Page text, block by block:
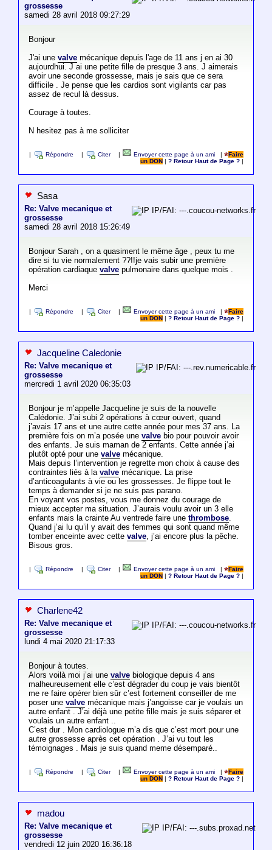
grossesse
samedi 28 avril 2018 09:27:29
Bonjour
J'ai une valvemécanique depuis l'age de 11 ans j en ai 30
aujourdhui. J ai une petite fille de presque 3 ans. J aimerais
avoir une seconde grossesse, mais je sais que ce sera
difficile . Je pense que les cardios sont vigilants car pas
assez de recul là dessus.
Courage à toutes.
N hesitez pas à me solliciter
Répondre Citer Envoyer cette page à un ami |
Faire
un DON
|? Retour Haut de Page ?
Sasa
Re: Valve mecanique et
grossesse
samedi 28 avril 2018 15:26:49
IP/FAI: ---.coucou-networks.fr
Bonjour Sarah , on a quasiment le même âge , peux tu me
dire si tu vie normalement ??!!je vais subir une première
opération cardiaque valvepulmonaire dans quelque mois .
Merci
Répondre Citer Envoyer cette page à un ami |
Faire
un DON
|? Retour Haut de Page ?
Jacqueline Caledonie
Re: Valve mecanique et
grossesse
mercredi 1 avril 2020 06:35:03
IP/FAI: ---.rev.numericable.fr
Bonjour je m’appelle Jacqueline je suis de la nouvelle
Calédonie. J’ai subi 2 opérations à cœur ouvert, quand
j’avais 17 ans et une autre cette année pour mes 37 ans. La
première fois on m’a posée une valvebio pour pouvoir avoir
des enfants. Je suis maman de 2 enfants. Cette année j’ai
plutôt opté pour une valvemécanique.
Mais depuis l’intervention je regrette mon choix à cause des
contraintes liés à la valvemécanique. La prise
d’anticoagulants à vie ou les grossesses. Je flippe tout le
temps à demander si je ne suis pas parano.
En voyant vos postes, vous me donnez du courage de
mieux accepter ma situation. J’aurais voulu avoir un 3 elle
enfants mais la crainte Au ventrede faire une thrombose.
Quand j’ai lu qu’il y avait des femmes qui sont quand même
tomber enceinte avec cette valve, j’ai encore plus la pêche.
Bisous gros.
Répondre Citer Envoyer cette page à un ami |
Faire
un DON
|? Retour Haut de Page ?
Charlene42
Re: Valve mecanique et
grossesse
lundi 4 mai 2020 21:17:33
IP/FAI: ---.coucou-networks.fr
Bonjour à toutes.
Alors voilà moi j’ai une valvebiologique depuis 4 ans
malheureusement elle c’est dégrader du coup je vais bientôt
me re faire opérer bien sûr c’est fortement conseiller de me
poser une valvemécanique mais j’angoisse car je voulais un
autre enfant . J’ai déjà une petite fille mais je suis séparer et
voulais un autre enfant ..
C’est dur . Mon cardiologue m’a dis que c’est mort pour une
autre grossesse après cet opération . J’ai vu tout les
témoignages . Mais je suis quand meme désemparé..
Répondre Citer Envoyer cette page à un ami |
Faire
un DON
|? Retour Haut de Page ?
madou
Re: Valve mecanique et
grossesse
vendredi 12 juin 2020 16:36:18
IP/FAI: ---.subs.proxad.net